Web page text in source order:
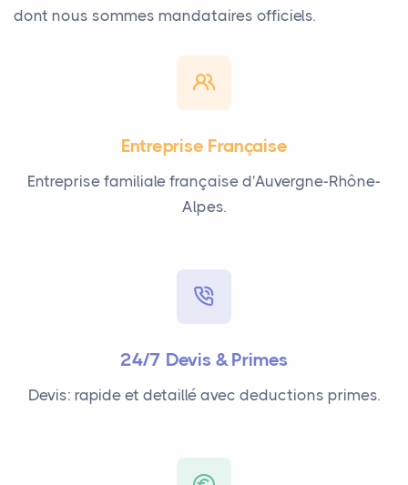
dont nous sommes mandataires officiels.
Entreprise Française
Entreprise familiale française d'Auvergne-Rhône-
Alpes.
24/7 Devis & Primes
Devis: rapide et detaillé avec deductions primes.